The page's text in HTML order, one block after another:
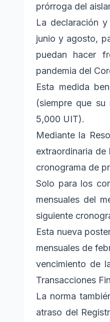
prórroga del
La declaración
junio y agosto,
puedan hacer
pandemia del
Esta medida
(siempre que
5,000 UIT).
Mediante la
extraordinaria
cronograma de
Solo para los
mensuales del
siguiente
Esta nueva
mensuales de
vencimiento de
Transacciones
La norma
atraso del